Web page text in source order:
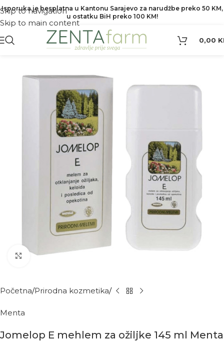
Skip to navigation
Skip to main content
Isporuka je besplatna u Kantonu Sarajevo za narudžbe preko 50 KM,
u ostatku BiH preko 100 KM!
0,00
Kliknite za povećanje
Početna Prirodna kozmetika
Menta
Jomelop E mehlem za ožiljke 145 ml Menta